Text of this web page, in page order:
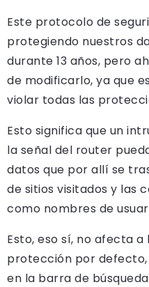
Este protocolo de
protegiendo nuestros
durante 13 años, pero
de modificarlo, ya que
violar todas las
Esto significa que un
la señal del router
datos que por allí se
de sitios visitados y las
como nombres de
Esto, eso sí, no afecta
protección por defecto,
en la barra de